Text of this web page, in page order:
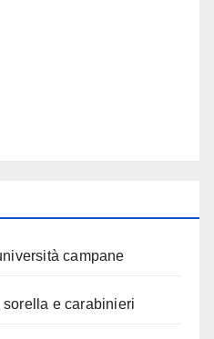
campane
e carabinieri